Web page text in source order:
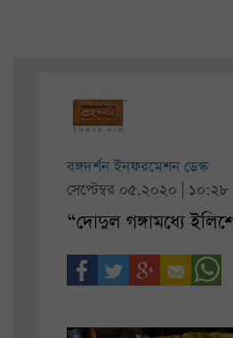
বঙ্গদর্শন ইনফরমেশন ডেস্ক
সেপ্টেম্বর ০৫.২০২০ |
“দোদুল গঙ্গামধ্যে